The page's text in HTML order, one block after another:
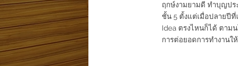
ฤกษ์งามยามดี ทำบุญปร
ชั้น 5 ตั้งแต่เมื่อปลายปี
Idea ตรงไหนก็ได้ ตาม
การต่อยอดการทำงานใ